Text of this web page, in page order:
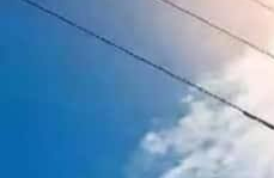
செய்தி முன்னோட்டம்
மின் பராமரிப்பு
செய்யப்படுவதாக
அதன்படி, நாளை